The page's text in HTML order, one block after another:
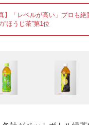
真】「レベルが高い」プロも
“ほうじ茶”第1位